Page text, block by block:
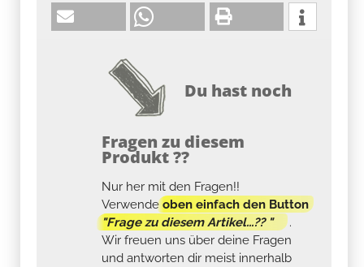
Du hast noch
Fragen zu diesem
Produkt ??
Nur her mit den Fragen!!
Verwendeoben einfach den Button
"Frage zu diesem Artikel...?? "
.
Wir freuen uns über deine Fragen
und antworten dir meist innerhalb